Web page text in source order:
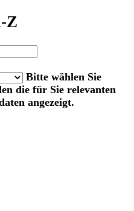
Z
Bitte wählen Sie
die für Sie relevanten
angezeigt.